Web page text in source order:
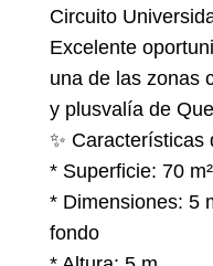
Circuito
Excelente
una de las zonas
y plusvalía de
✨ Características
* Superficie: 70 m²
* Dimensiones: 5
fondo